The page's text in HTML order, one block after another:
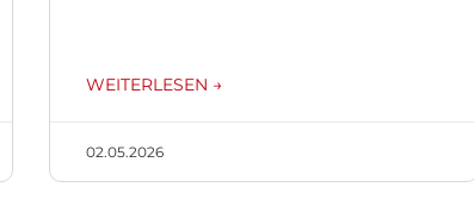
WEITERLESEN →
02.05.2026